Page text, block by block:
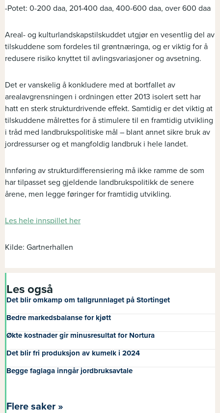
-Potet: 0-200 daa, 201-400 daa, 400-600 daa, over 600 daa
Areal- og kulturlandskapstilskuddet utgjør en vesentlig del av
tilskuddene som fordeles til grøntnæringa, og er viktig for å
redusere risiko knyttet til avlingsvariasjoner og avsetning.
Det er vanskelig å konkludere med at bortfallet av
arealavgrensningen i ordningen etter 2013 isolert sett har
hatt en sterk strukturdrivende effekt. Samtidig er det viktig at
tilskuddene målrettes for å stimulere til en framtidig utvikling
i tråd med landbrukspolitiske mål – blant annet sikre bruk av
jordressurser og et mangfoldig landbruk i hele landet.
Innføring av strukturdifferensiering må ikke ramme de som
har tilpasset seg gjeldende landbrukspolitikk de senere
årene, men legge føringer for framtidig utvikling.
Les hele innspillet her
Kilde: Gartnerhallen
Les også
Det blir omkamp om tallgrunnlaget på Stortinget
Bedre markedsbalanse for kjøtt
Økte kostnader gir minusresultat for Nortura
Det blir fri produksjon av kumelk i 2024
Begge faglaga inngår jordbruksavtale
Flere saker »